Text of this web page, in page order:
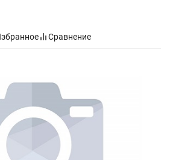
Сравнение